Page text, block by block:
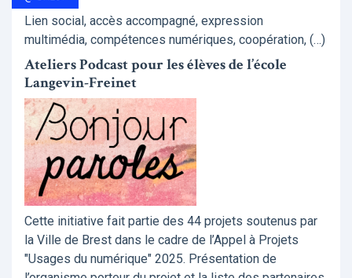
Lien social, accès accompagné, expression
multimédia, compétences numériques, coopération, (…)
Ateliers Podcast pour les élèves de l’école
Langevin-Freinet
Cette initiative fait partie des 44 projets soutenus par
la Ville de Brest dans le cadre de l’Appel à Projets
"Usages du numérique" 2025. Présentation de